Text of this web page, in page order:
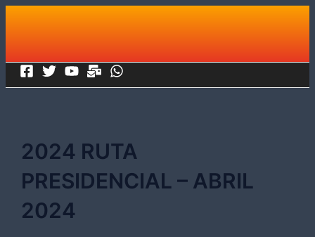
Ir
2024 RUTA
PRESIDENCIAL – ABRIL
2024